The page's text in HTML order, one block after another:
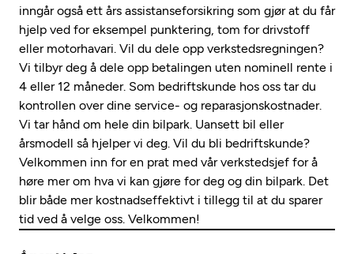
inngår også ett års assistanseforsikring som gjør at du får
hjelp ved for eksempel punktering, tom for drivstoff
eller motorhavari. Vil du dele opp verkstedsregningen?
Vi tilbyr deg å dele opp betalingen uten nominell rente i
4 eller 12 måneder. Som bedriftskunde hos oss tar du
kontrollen over dine service- og reparasjonskostnader.
Vi tar hånd om hele din bilpark. Uansett bil eller
årsmodell så hjelper vi deg. Vil du bli bedriftskunde?
Velkommen inn for en prat med vår verkstedsjef for å
høre mer om hva vi kan gjøre for deg og din bilpark. Det
blir både mer kostnadseffektivt i tillegg til at du sparer
tid ved å velge oss. Velkommen!